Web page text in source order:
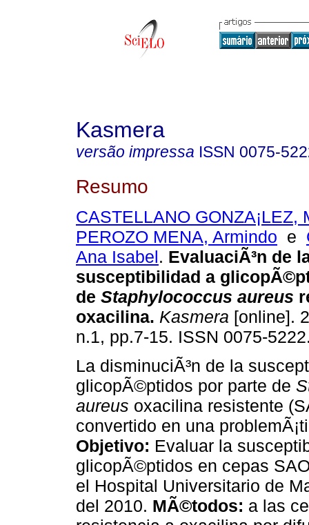
Kasmera
versão impressa ISSN 0075-
Resumo
CASTELLANO GONZA¡LEZ,
PEROZO MENA, Armindo e
Ana Isabel. EvaluaciÃ³n de
susceptibilidad a
de Staphylococcus aureus
oxacilina. Kasmera [online].
n.1, pp.7-15. ISSN 0075-
La disminuciÃ³n de la
glicopÃ©ptidos por parte de
aureus oxacilina resistente
convertido en una
Objetivo: Evaluar la
glicopÃ©ptidos en cepas
el Hospital Universitario de
del 2010. MÃ©todos: a las